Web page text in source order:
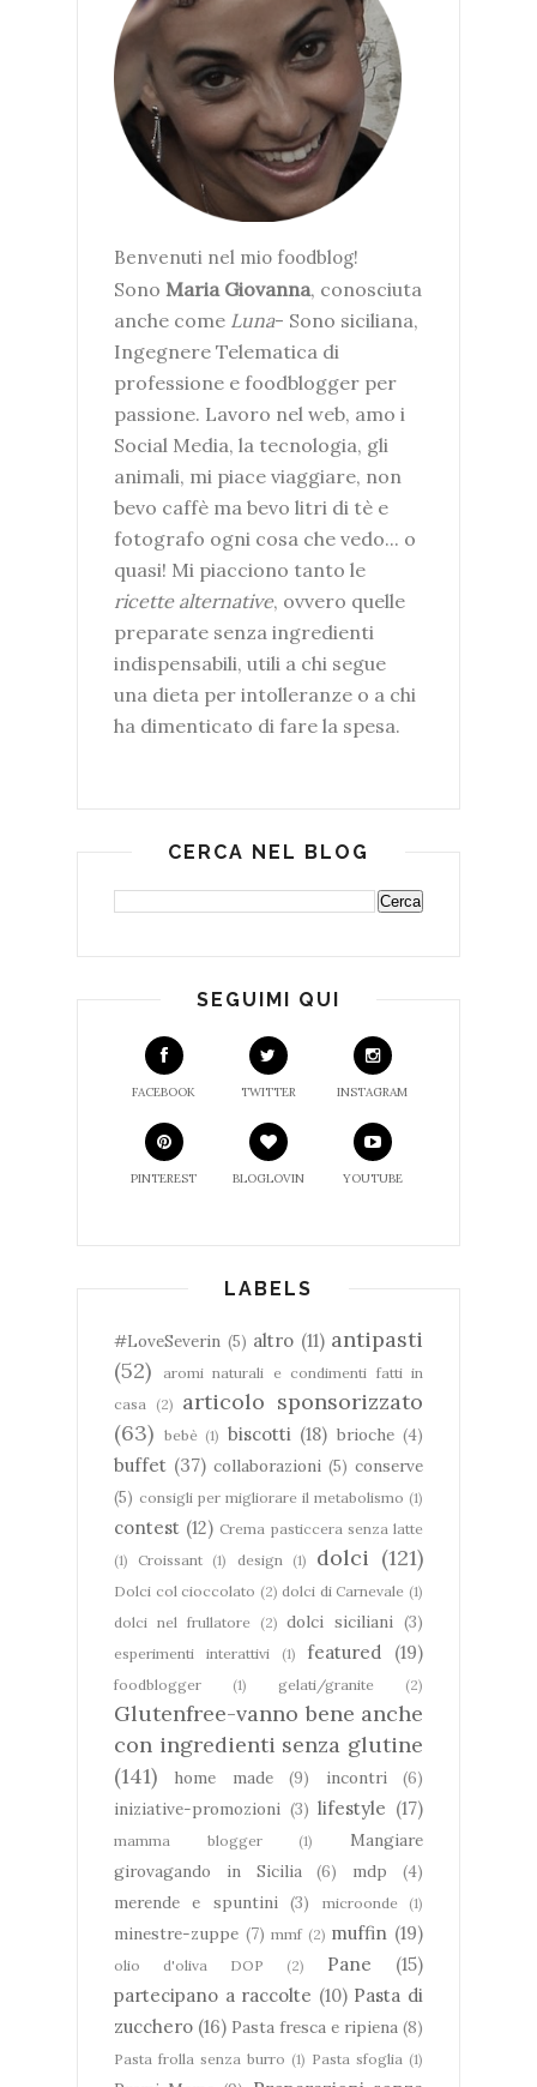
Benvenuti nel mio foodblog!
Sono Maria Giovanna, conosciuta
anche come Luna- Sono siciliana,
Ingegnere Telematica di
professione e foodblogger per
passione. Lavoro nel web, amo i
Social Media, la tecnologia, gli
animali, mi piace viaggiare, non
bevo caffè ma bevo litri di tè e
fotografo ogni cosa che vedo... o
quasi! Mi piacciono tanto le
ricette alternative, ovvero quelle
preparate senza ingredienti
indispensabili, utili a chi segue
una dieta per intolleranze o a chi
ha dimenticato di fare la spesa.
CERCA NEL BLOG
SEGUIMI QUI
FACEBOOK TWITTER INSTAGRAM
PINTEREST BLOGLOVIN YOUTUBE
LABELS
#LoveSeverin (5) altro (11) antipasti
(52)
aromi naturali e condimenti fatti in
casa
(2) articolo sponsorizzato
(63) bebè (1) biscotti (18) brioche (4)
buffet (37) collaborazioni (5) conserve
(5) consigli per migliorare il metabolismo (1)
contest (12) Crema pasticcera senza latte
(1)
Croissant (1) design (1) dolci (121)
Dolci col cioccolato (2) dolci di Carnevale (1)
dolci nel frullatore
(2) dolci siciliani (3)
esperimenti interattivi (1) featured (19)
foodblogger (1) gelati/granite (2)
Glutenfree-vanno bene anche
con ingredienti senza glutine
(141)
home made (9) incontri
(6)
iniziative-promozioni (3) lifestyle (17)
mamma blogger (1)
Mangiare
girovagando in Sicilia
(6) mdp
(4)
merende e spuntini (3) microonde (1)
minestre-zuppe (7) mmf (2) muffin (19)
olio d'oliva DOP (2) Pane
(15)
partecipano a raccolte (10) Pasta di
zucchero (16) Pasta fresca e ripiena (8)
Pasta frolla senza burro (1) Pasta sfoglia (1)